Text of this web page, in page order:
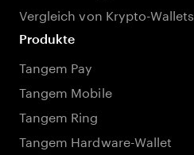
Vergleich von Krypto-Wallets
Produkte
Tangem Pay
Tangem Mobile
Tangem Ring
Tangem Hardware-Wallet